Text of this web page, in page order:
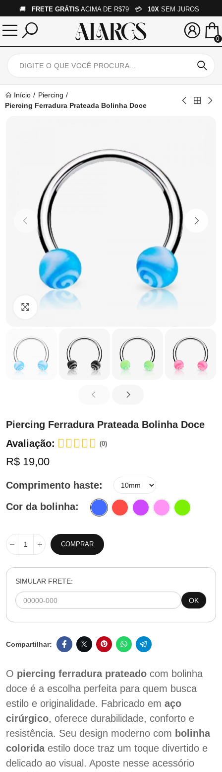
🚚 FRETE GRÁTIS ACIMA DE R$79 💳 10X SEM JUROS
0
Início
Piercing
Piercing Ferradura Prateada Bolinha Doce
Clique para ampliar
Piercing Ferradura Prateada Bolinha Doce
Avaliação:
(0)
R$ 19,00
Comprimento haste
Cor da bolinha
COMPRAR
SIMULAR FRETE:
OK
O piercing ferradura prateado com bolinha
doce é a escolha perfeita para quem busca
estilo e originalidade. Fabricado em aço
cirúrgico, oferece durabilidade, conforto e
resistência. Seu design moderno com bolinha
coloridaestilo doce traz um toque divertido e
delicado ao visual. Aposte nesse acessório